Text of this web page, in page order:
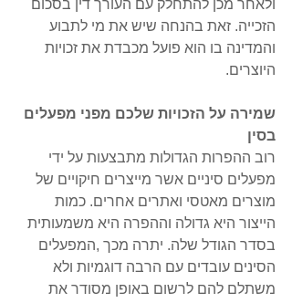
ולאחר מכן להתחלק עם העורך דין בסכום
הזכייה. זאת בהנחה שיש את מי לתבוע
והמדינה בו הוא פועל מכבדת את זכויות
היוצרים.
שמירה על הזכויות שלכם מפני מפעלים
בסין
רוב ההפרות הגדולות מתבצעות על ידי
מפעלים סיניים אשר מייצרים חיקויים של
מוצרים מאטסי ואתרים אחרים. כמות
הייצור היא גדולה וההפרה היא משמעותית
בסדר הגודל שלה. יתרה מכך ,המפעלים
הסינים עובדים עם הרבה דוגמיות ולא
משתלם להם לרשום באופן מסודר את